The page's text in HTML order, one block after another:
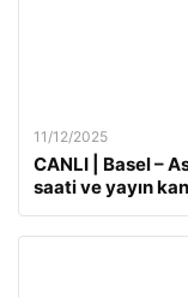
11/12/2025
CANLI | Basel –
saati ve yayın